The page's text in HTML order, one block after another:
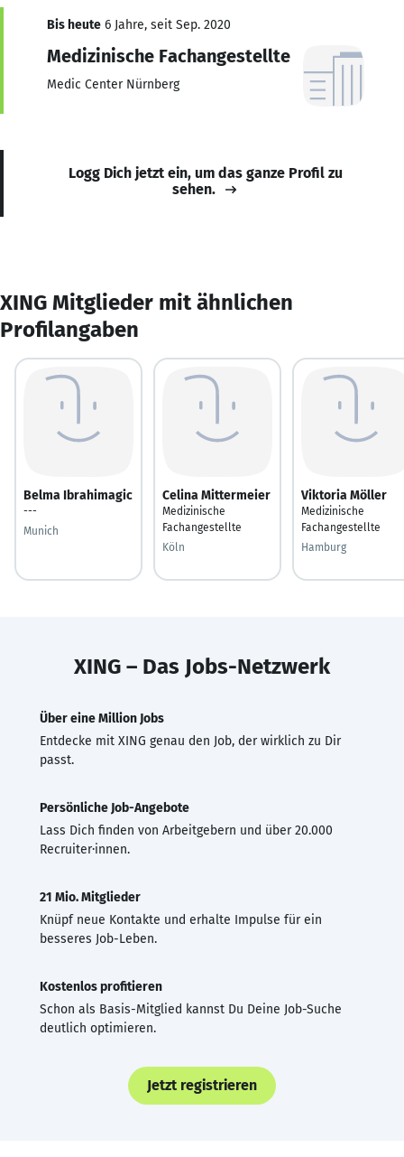
Bis heute 6 Jahre, seit Sep. 2020
Medizinische Fachangestellte
Medic Center Nürnberg
Logg Dich jetzt ein, um das ganze Profil zu
sehen.
XING Mitglieder mit ähnlichen
Profilangaben
Belma Ibrahimagic
---
Munich
Celina Mittermeier
Medizinische
Fachangestellte
Köln
Viktoria Möller
Medizinische
Fachangestellte
Hamburg
XING – Das Jobs-Netzwerk
Über eine Million Jobs
Entdecke mit XING genau den Job, der wirklich zu Dir
passt.
Persönliche Job-Angebote
Lass Dich finden von Arbeitgebern und über 20.000
Recruiter·innen.
21 Mio. Mitglieder
Knüpf neue Kontakte und erhalte Impulse für ein
besseres Job-Leben.
Kostenlos profitieren
Schon als Basis-Mitglied kannst Du Deine Job-Suche
deutlich optimieren.
Jetzt registrieren